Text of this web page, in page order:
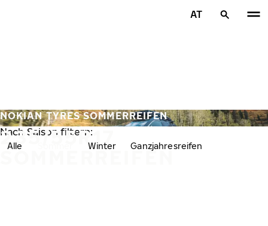
AT
235/55R17
SOMMERREIFEN
NOKIAN TYRES SOMMERREIFEN
Nach Saison filtern:
Alle Winter Ganzjahresreifen